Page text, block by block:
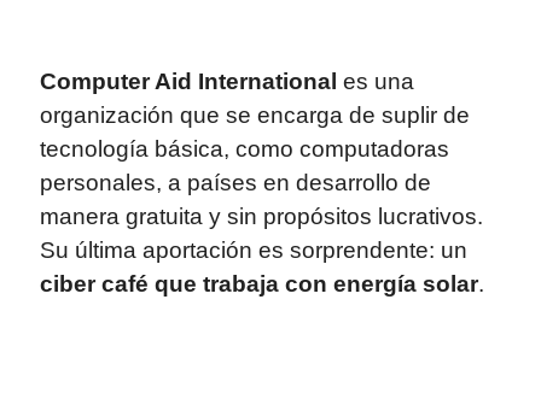
Computer Aid International es una
organización que se encarga de suplir de
tecnología básica, como computadoras
personales, a países en desarrollo de
manera gratuita y sin propósitos lucrativos.
Su última aportación es sorprendente: un
ciber café que trabaja con energía solar.